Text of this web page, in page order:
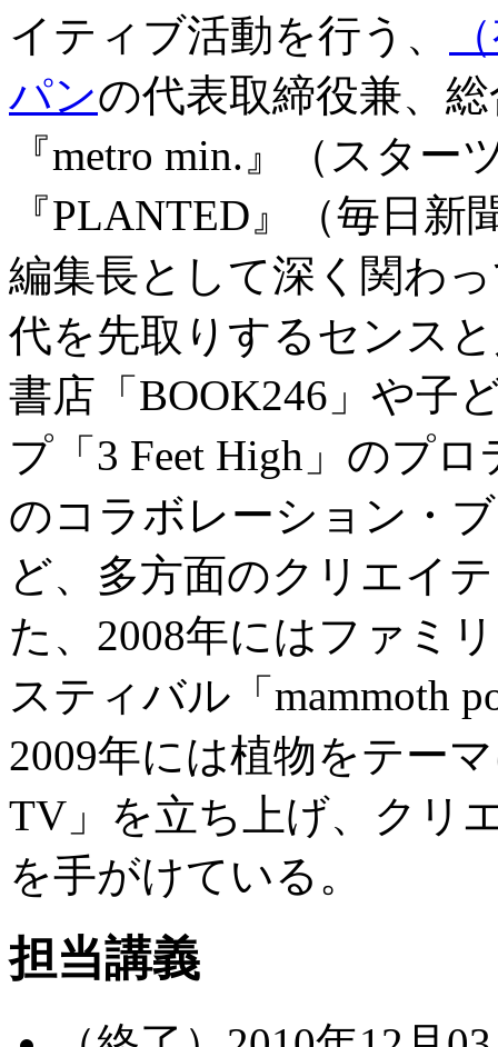
イティブ活動を行う、
パンの代表取締役兼、
『metro min.』（スタ
『PLANTED』（毎日
編集長として深く関わ
代を先取りするセンス
書店「BOOK246」や子
プ「3 Feet High」のプ
のコラボレーション・
ど、多方面のクリエイ
た、2008年にはファミ
スティバル「mammoth
2009年には植物をテー
TV」を立ち上げ、クリ
を手がけている。
担当講義